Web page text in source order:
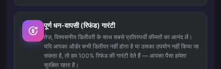
पूर्ण धन-वापसी (रिफंड) गारंटी
तेज़, विश्वसनीय डिलीवरी के साथ सबसे प्रतिस्पर्धी कीमतों का आनंद लें।
यदि आपका ऑर्डर कभी डिलीवर नहीं होता है या उसका उपयोग नहीं किया जा
सकता है, तो हम 100% रिफंड की गारंटी देते हैं — आपका पैसा हमेशा
सुरक्षित रहता है।